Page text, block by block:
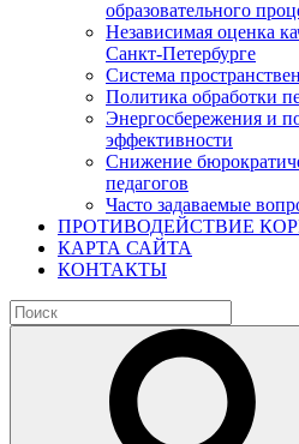
образовательного
Независимая оценка
Санкт-Петербурге
Система
Политика обработки
Энергосбережения и
эффективности
Снижение
педагогов
Часто задаваемые
ПРОТИВОДЕЙСТВИЕ
КАРТА САЙТА
КОНТАКТЫ